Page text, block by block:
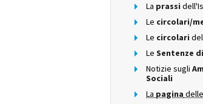
La prassi
Le circolari/
Le circolari
Le Sentenze
Notizie sugli
Sociali
La pagina delle